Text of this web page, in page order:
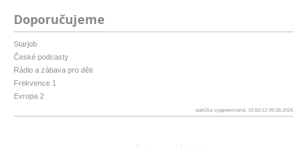
Doporučujeme
Starjob
České podcasty
Rádio a zábava pro děti
Frekvence 1
Evropa 2
patička vygenerovaná: 15:50:12 09.08.2026